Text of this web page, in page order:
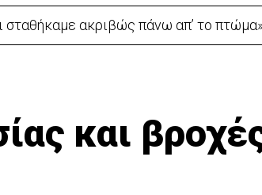
σταθήκαμε ακριβώς πάνω απ’ το
και